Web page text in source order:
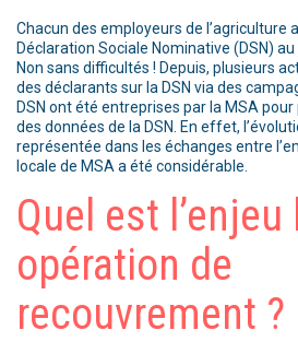
Chacun des employeurs de l’agriculture
Déclaration Sociale Nominative (DSN) au
Non sans difficultés ! Depuis, plusieurs
des déclarants sur la DSN via des
DSN ont été entreprises par la MSA
des données de la DSN. En effet,
représentée dans les échanges entre
locale de MSA a été considérable.
Quel est
opération de
recouvrement ?